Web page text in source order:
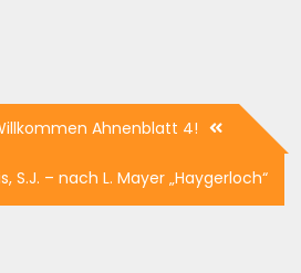
Ahnenblatt 4!
S.J. – nach L. Mayer „Haygerloch“